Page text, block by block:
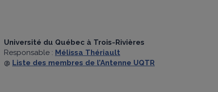
Université du Québec à Trois-Rivières
Responsable : Mélissa Thériault
@ Liste des membres de l’Antenne UQTR